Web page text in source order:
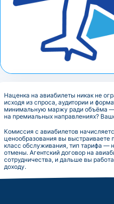
Наценка на авиабилеты никак не
исходя из спроса, аудитории и
минимальную маржу ради объёма —
на премиальных направлениях?
Комиссия с авиабилетов
ценообразования вы выстраиваете
класс обслуживания, тип тарифа —
отмены. Агентский договор на
сотрудничества, и дальше вы
доходу.